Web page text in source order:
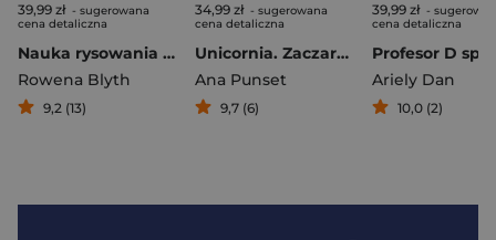
39,99 zł - sugerowana
cena detaliczna
Nauka rysowania z Sówką
Rowena Blyth
9,2 (13)
34,99 zł - sugerowana
cena detaliczna
Unicornia. Zaczarowany taniec
Ana Punset
9,7 (6)
39,99 zł -
cena detaliczna
Ariely Dan
10,0 (2)